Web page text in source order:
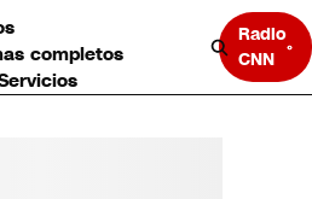
completos
Radio
CNN